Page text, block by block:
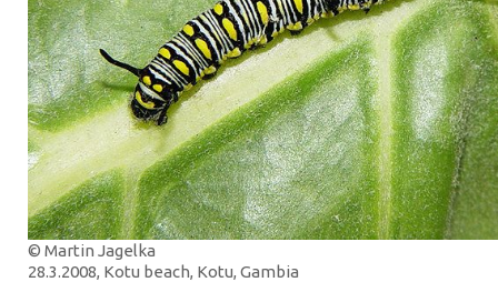
© Martin Jagelka
28.3.2008, Kotu beach, Kotu, Gambia